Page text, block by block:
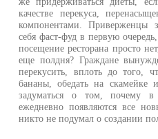
качестве перекуса,
компонентами. Приверженцы
себя фаст-фуд в первую
посещение ресторана просто
еще полдня? Граждане
перекусить, вплоть до того,
бананы, обедать на скамейке
задуматься о том, почему в
ежедневно появляются все
никто не подумал о создании